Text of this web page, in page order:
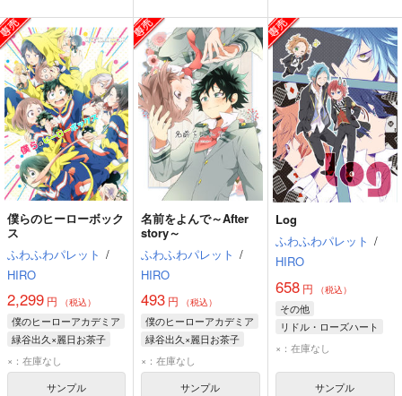
僕らのヒーローボック
ス
ふわふわパレット /
HIRO
2,299 円 （税込）
僕のヒーローアカデミア
緑谷出久×麗日お茶子
緑谷出久
耳郎響香
×：在庫なし
サンプル
名前をよんで～After
story～
ふわふわパレット /
HIRO
493 円 （税込）
僕のヒーローアカデミア
緑谷出久×麗日お茶子
緑谷出久
×：在庫なし
サンプル
Log
ふわふわパレット /
HIRO
658円 （税込）
その他
リドル・ローズハート
フロイド・リーチ
×：在庫なし
サンプル